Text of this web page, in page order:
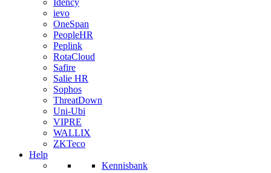
Idency
ievo
OneSpan
PeopleHR
Peplink
RotaCloud
Safire
Salie HR
Sophos
ThreatDown
Uni-Ubi
VIPRE
WALLIX
ZKTeco
Help
Kennisbank